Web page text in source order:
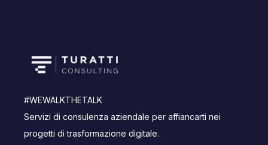
#WEWALKTHETALK
Servizi di consulenza aziendale per affiancarti nei
progetti di trasformazione digitale.